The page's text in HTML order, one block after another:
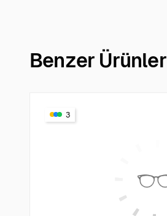
Benzer Ürünler
3